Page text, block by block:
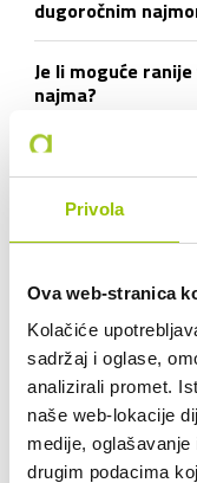
Privola
Ova web-stranica
Kolačiće
sadržaj i oglase,
analizirali promet.
naše web-lokacije
medije,
drugim podacima
dugoročnim
Je li moguće
najma?
Što ako se auto
Mogu li otkupiti
Mogu li vozilo
Što ako
kaznu?